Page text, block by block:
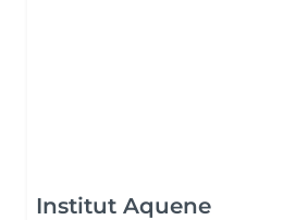
Institut Aquene